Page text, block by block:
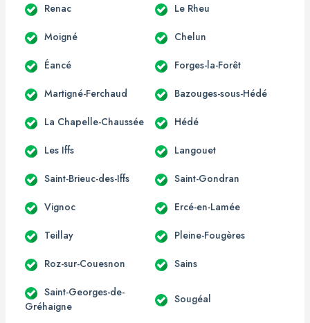
Renac Le Rheu
Moigné Chelun
Éancé Forges-la-Forêt
Martigné-Ferchaud Bazouges-sous-Hédé
La Chapelle-Chaussée Hédé
Les Iffs Langouet
Saint-Brieuc-des-Iffs Saint-Gondran
Vignoc Ercé-en-Lamée
Teillay Pleine-Fougères
Roz-sur-Couesnon Sains
Saint-Georges-de-
Gréhaigne
Sougéal